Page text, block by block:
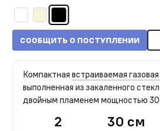
СООБЩИТЬ О ПОСТУПЛЕНИИ
Компактная встраиваемая
выполненная из закаленного
двойным пламенем мощностью
2 30 см